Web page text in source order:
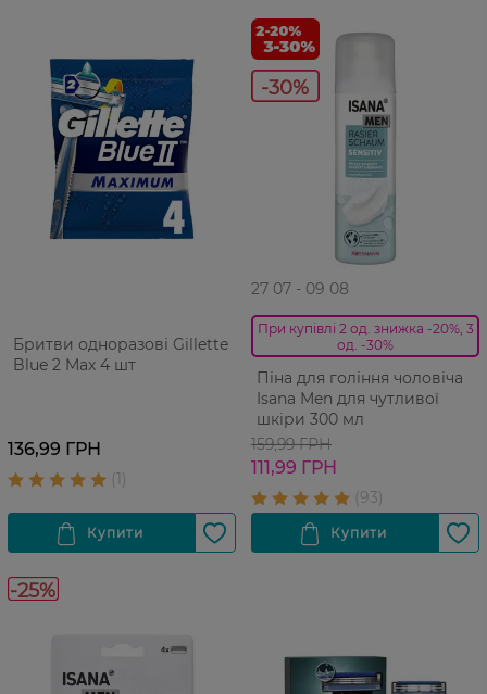
Бритви одноразові Gillette
Blue 2 Max 4 шт
136,99 ГРН
-30%
27 07 - 09 08
При купівлі 2 од. знижка -20%, 3
од. -30%
Піна для гоління чоловіча
Isana Men для чутливої
шкіри 300 мл
159,99 ГРН
111,99 ГРН
-25%